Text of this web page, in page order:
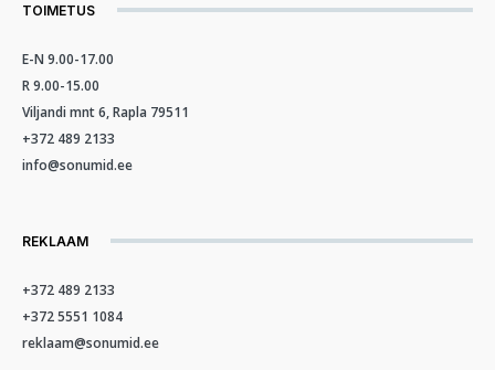
TOIMETUS
E-N 9.00-17.00
R 9.00-15.00
Viljandi mnt 6, Rapla 79511
+372 489 2133
info@sonumid.ee
REKLAAM
+372 489 2133
+372 5551 1084
reklaam@sonumid.ee